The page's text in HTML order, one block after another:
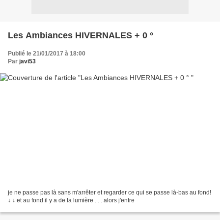
Les Ambiances HIVERNALES + 0 °
Publié le 21/01/2017 à 18:00
Par javi53
je ne passe pas là sans m'arrêter et regarder ce qui se passe là-bas au fond!
↓ ↓ et au fond il y a de la lumière . . . alors j'entre